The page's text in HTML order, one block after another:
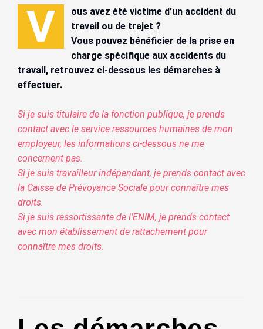
V
ous avez été victime d’un accident du
travail ou de trajet ?
Vous pouvez bénéficier de la prise en
charge spécifique aux accidents du
travail, retrouvez ci-dessous les démarches à
effectuer.
Si je suis titulaire de la fonction publique, je prends
contact avec le service ressources humaines de mon
employeur, les informations ci-dessous ne me
concernent pas.
Si je suis travailleur indépendant, je prends contact avec
la Caisse de Prévoyance Sociale pour connaître mes
droits.
Si je suis ressortissante de l’ENIM, je prends contact
avec mon établissement de rattachement pour
connaître mes droits.